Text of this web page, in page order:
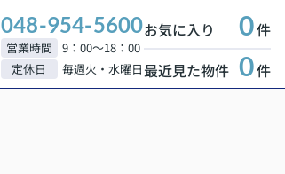
048-954-5600
営業時間
9：00～18：00
定休日
毎週火・水曜日
お気に入り 0件
最近見た物件 0件